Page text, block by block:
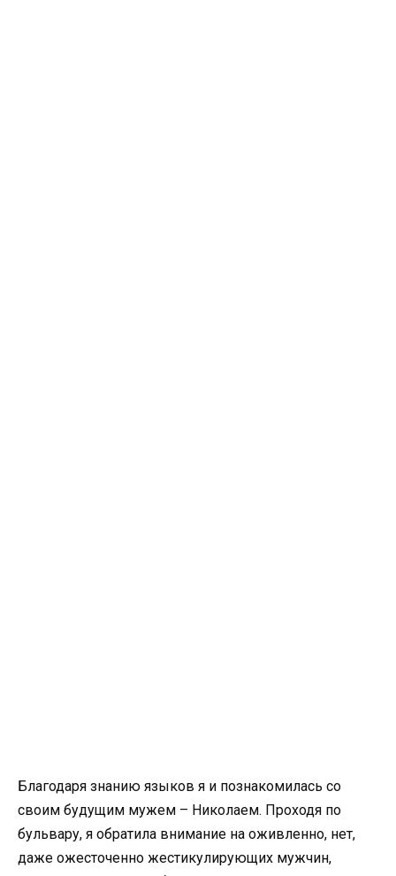
Благодаря знанию языков я и познакомилась со
своим будущим мужем – Николаем. Проходя по
бульвару, я обратила внимание на оживленно, нет,
даже ожесточенно жестикулирующих мужчин,